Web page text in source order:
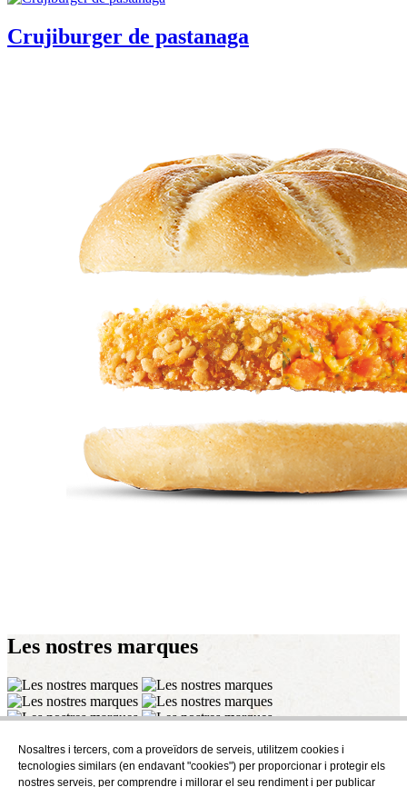
Nosaltres i tercers, com a proveïdors de serveis, utilitzem cookies i
tecnologies similars (en endavant "cookies") per proporcionar i protegir els
nostres serveis, per comprendre i millorar el seu rendiment i per publicar
Crujiburger de pastanaga
Les nostres marques
Subscriu-te
Descobreix tot el que es cou a AudensFood.